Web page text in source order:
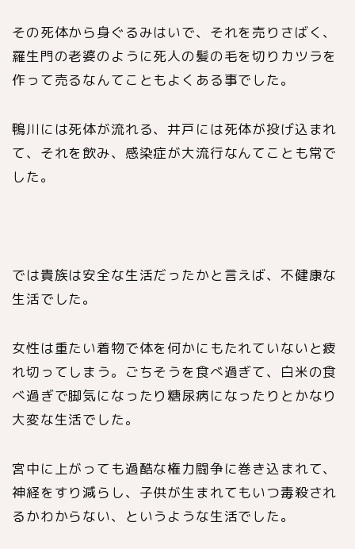
その死体から身ぐるみはいで、それを売りさばく、
羅生門の老婆のように死人の髪の毛を切りカツラを
作って売るなんてこともよくある事でした。
鴨川には死体が流れる、井戸には死体が投げ込まれ
て、それを飲み、感染症が大流行なんてことも常で
した。
では貴族は安全な生活だったかと言えば、不健康な
生活でした。
女性は重たい着物で体を何かにもたれていないと疲
れ切ってしまう。ごちそうを食べ過ぎて、白米の食
べ過ぎで脚気になったり糖尿病になったりとかなり
大変な生活でした。
宮中に上がっても過酷な権力闘争に巻き込まれて、
神経をすり減らし、子供が生まれてもいつ毒殺され
るかわからない、というような生活でした。